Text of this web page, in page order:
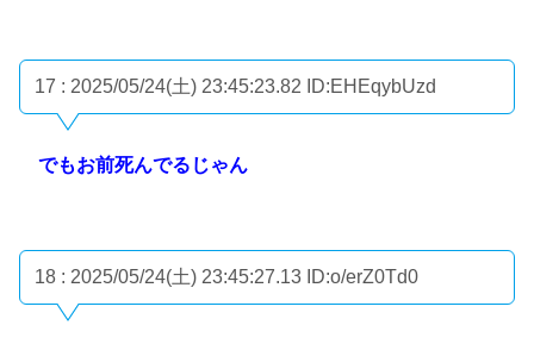
17 : 2025/05/24(土) 23:45:23.82 ID:EHEqybUzd
でもお前死んでるじゃん
18 : 2025/05/24(土) 23:45:27.13 ID:o/erZ0Td0